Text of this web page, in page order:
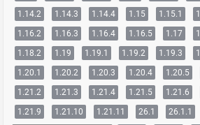
1.14.2
1.14.3 1.14.4 1.15 1.15.1
1.16.2
1.16.3 1.16.4 1.16.5 1.17
1.18.2
1.19 1.19.1 1.19.2 1.19.3
1.20.1
1.20.2 1.20.3 1.20.4 1.20.5
1.21.2
1.21.3 1.21.4 1.21.5 1.21.6
1.21.9
1.21.10 1.21.11 26.1 26.1.1